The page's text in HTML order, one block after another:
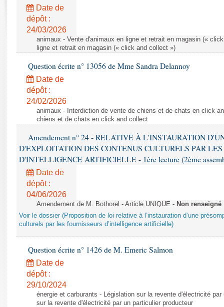
Rapports législatifs
Rapports sur l'application des lois
Baromètre de l’application des lois
Dossiers législatifs
Budget et sécurité sociale
Questions écrites et orales
Comptes rendus des débats
Date de
dépôt :
24/03/2026
animaux - Vente d'animaux en ligne et retrait en magasin («
ligne et retrait en magasin (« click and collect »)
Question écrite n° 13056 de Mme Sandra Delannoy
Date de
dépôt :
24/02/2026
animaux - Interdiction de vente de chiens et de chats en click
chiens et de chats en click and collect
Amendement n° 24 - RELATIVE À L'INSTAURATION
D'EXPLOITATION DES CONTENUS CULTURELS PAR LES
D'INTELLIGENCE ARTIFICIELLE - 1ère lecture (2ème
Date de
dépôt :
04/06/2026
Amendement de M. Bothorel - Article UNIQUE - Non renseigné
Voir le dossier (Proposition de loi relative à l’instauration d’une
culturels par les fournisseurs d’intelligence artificielle)
Question écrite n° 1426 de M. Emeric Salmon
Date de
dépôt :
29/10/2024
énergie et carburants - Législation sur la revente d'électricité
sur la revente d'électricité par un particulier producteur